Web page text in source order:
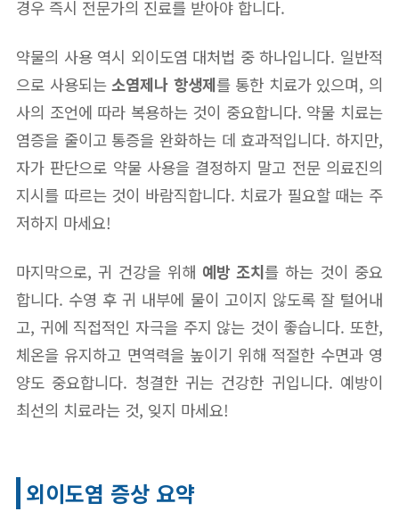
경우 즉시 전문가의 진료를 받아야 합니다.
약물의 사용 역시 외이도염 대처법 중 하나입니다. 일반적
으로 사용되는소염제나 항생제를 통한 치료가 있으며, 의
사의 조언에 따라 복용하는 것이 중요합니다. 약물 치료는
염증을 줄이고 통증을 완화하는 데 효과적입니다. 하지만,
자가 판단으로 약물 사용을 결정하지 말고 전문 의료진의
지시를 따르는 것이 바람직합니다. 치료가 필요할 때는 주
저하지 마세요!
마지막으로, 귀 건강을 위해 예방 조치를 하는 것이 중요
합니다. 수영 후 귀 내부에 물이 고이지 않도록 잘 털어내
고, 귀에 직접적인 자극을 주지 않는 것이 좋습니다. 또한,
체온을 유지하고 면역력을 높이기 위해 적절한 수면과 영
양도 중요합니다. 청결한 귀는 건강한 귀입니다. 예방이
최선의 치료라는 것, 잊지 마세요!
외이도염 증상 요약